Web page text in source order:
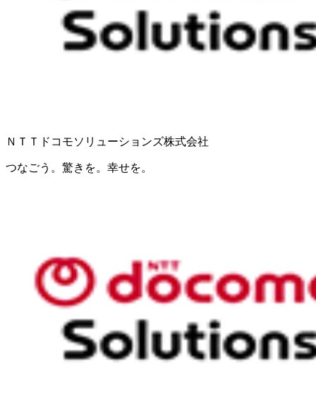
ＮＴＴドコモソリューションズ株式会社
つなごう。驚きを。幸せを。